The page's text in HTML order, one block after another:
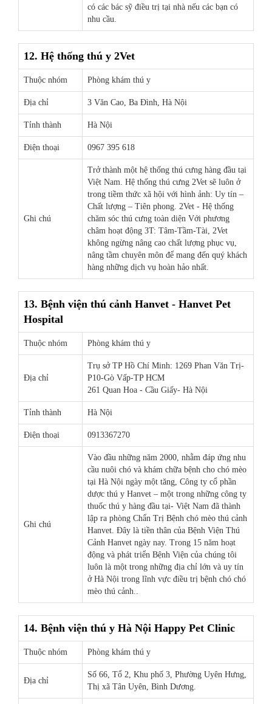
có các bác sỹ điều trị tại nhà nếu các bạn có
nhu cầu.
12. Hệ thống thú y 2Vet
Thuộc nhóm Phòng khám thú y
Địa chỉ 3 Văn Cao, Ba Đình, Hà Nội
Tỉnh thành Hà Nội
Điện thoại 0967 395 618
Ghi chú
Trở thành một hệ thống thú cưng hàng đầu tại
Việt Nam. Hệ thống thú cưng 2Vet sẽ luôn ở
trong tiềm thức xã hội với hình ảnh: Uy tín –
Chất lượng – Tiên phong. 2Vet - Hệ thống
chăm sóc thú cưng toàn diện Với phương
châm hoạt động 3T: Tâm-Tầm-Tài, 2Vet
không ngừng nâng cao chất lượng phục vụ,
nâng tầm chuyên môn để mang đến quý khách
hàng những dịch vụ hoàn hảo nhất.
13. Bệnh viện thú cảnh Hanvet - Hanvet Pet
Hospital
Thuộc nhóm Phòng khám thú y
Địa chỉ
Trụ sở TP Hồ Chí Minh: 1269 Phan Văn Trị-
P10-Gò Vấp-TP HCM
261 Quan Hoa - Cầu Giấy- Hà Nội
Tỉnh thành Hà Nội
Điện thoại 0913367270
Ghi chú
Vào đầu những năm 2000, nhằm đáp ứng nhu
cầu nuôi chó và khám chữa bệnh cho chó mèo
tại Hà Nội ngày một tăng, Công ty cổ phần
dược thú y Hanvet – một trong những công ty
thuốc thú y hàng đầu tại- Việt Nam đã thành
lập ra phòng Chẩn Trị Bệnh chó mèo thú cảnh
Hanvet. Đây là tiền thân của Bệnh Viện Thú
Cảnh Hanvet ngày nay. Trong 15 năm hoạt
động và phát triển Bệnh Viện của chúng tôi
luôn là một trong những địa chỉ lớn và uy tín
ở Hà Nội trong lĩnh vực điều trị bệnh chó chó
mèo thú cảnh..
14. Bệnh viện thú y Hà Nội Happy Pet Clinic
Thuộc nhóm Phòng khám thú y
Địa chỉ
Số 66, Tổ 2, Khu phố 3, Phường Uyên Hưng,
Thị xã Tân Uyên, Bình Dương.